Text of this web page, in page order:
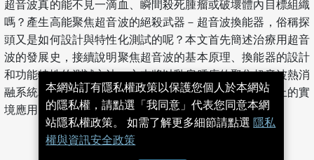
超音波真的能不見一滴血、瞬間殺死腫瘤或破壞體內目標組織
嗎？產生高能聚焦超音波的絕殺武器－超音波換能器，俗稱探
頭又是如何設計與特性化測試的呢？本文首先簡述治療用超音
波的發展史，接續說明聚焦超音波的基本原理、換能器的設計
和功能特性的測試方法，文末將以乳房腫瘤的聚焦超音波熱消
融系統為例，期讓讀者理解聚焦超音波無創手術在臨床上的實
境應用。
本網站訂有隱私權政策以保護您個人於本網站
的隱私權，請點選「我同意」代表您同意本網
站隱私權政策。 如需了解更多細節請點選 隱私
權與資訊安全政策